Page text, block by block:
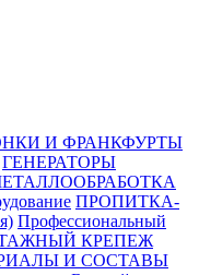
И ФРАНКФУРТЫ
ГЕНЕРАТОРЫ
ПРОПИТКА-
Профессиональный
КРЕПЕЖ
И СОСТАВЫ